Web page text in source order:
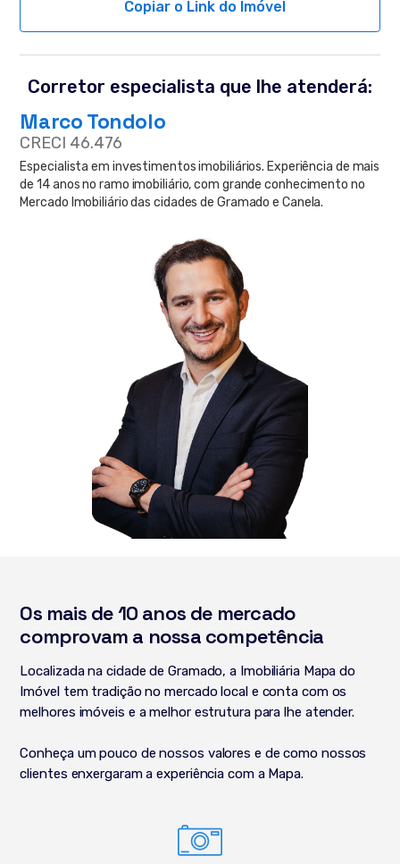
Copiar o Link do Imóvel
Corretor especialista que lhe atenderá:
Marco Tondolo
CRECI 46.476
Especialista em investimentos imobiliários. Experiência de mais
de 14 anos no ramo imobiliário, com grande conhecimento no
Mercado Imobiliário das cidades de Gramado e Canela.
Os mais de 10 anos de mercado
comprovam a nossa competência
Localizada na cidade de Gramado, a Imobiliária Mapa do
Imóvel tem tradição no mercado local e conta com os
melhores imóveis e a melhor estrutura para lhe atender.
Conheça um pouco de nossos valores e de como nossos
clientes enxergaram a experiência com a Mapa.